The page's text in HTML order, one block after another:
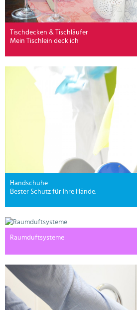
Tischdecken & Tischläufer
Mein Tischlein deck ich
Handschuhe
Bester Schutz für Ihre Hände.
Raumduftsysteme